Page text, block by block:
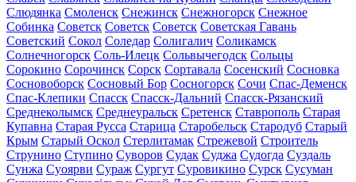
Слюдянка Смоленск Снежинск Снежногорск Снежное
Собинка Советск Советск Советск Советская Гавань
Советский Сокол Соледар Солигалич Соликамск
Солнечногорск Соль-Илецк Сольвычегодск Сольцы
Сорокино Сорочинск Сорск Сортавала Сосенский Сосновка
Сосновоборск Сосновый Бор Сосногорск Сочи Спас-Деменск
Спас-Клепики Спасск Спасск-Дальний Спасск-Рязанский
Среднеколымск Среднеуральск Сретенск Ставрополь Старая
Купавна Старая Русса Старица Старобельск Стародуб Старый
Крым Старый Оскол Стерлитамак Стрежевой Строитель
Струнино Ступино Суворов Судак Суджа Судогда Суздаль
Сунжа Суоярви Сураж Сургут Суровикино Сурск Сусуман